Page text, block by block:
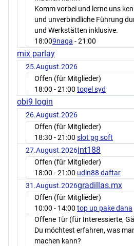
Komm vorbei und lerne uns
und unverbindliche Führung
und Werkstätten inklusive.
18:009naga - 21:00
mix parlay
25.August.2026
Offen (für Mitglieder)
18:00 - 21:00 togel syd
obi9 login
26.August.2026
Offen (für Mitglieder)
18:30 - 21:00 slot pg soft
27.August.2026jnt188
Offen (für Mitglieder)
18:00 - 21:00 udin88 daftar
31.August.2026gradillas.mx
Offen (für Mitglieder)
10:00 - 14:00 top up pake dana
Offene Tür (für Interessierte,
Du möchtest erfahren, was
machen kann?